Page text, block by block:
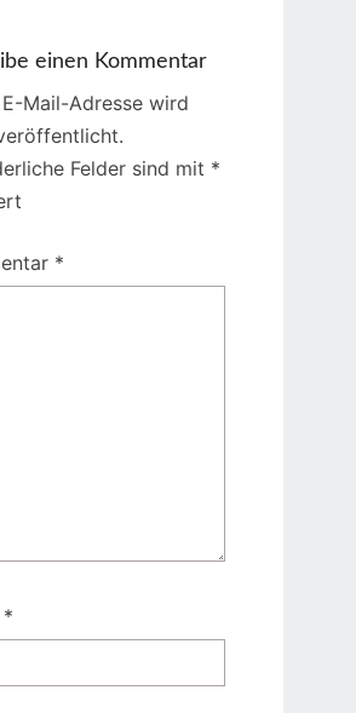
einen Kommentar
Mail-Adresse wird
Felder sind mit *
*
*